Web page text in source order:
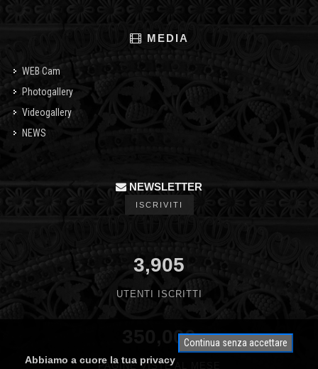
MEDIA
WEB Cam
Photogallery
Videogallery
NEWS
NEWSLETTER
ISCRIVITI
3,905
UTENTI ISCRITTI
350,000
PAGINE VISTE AL MESE
Continua senza accettare
Abbiamo a cuore la tua privacy